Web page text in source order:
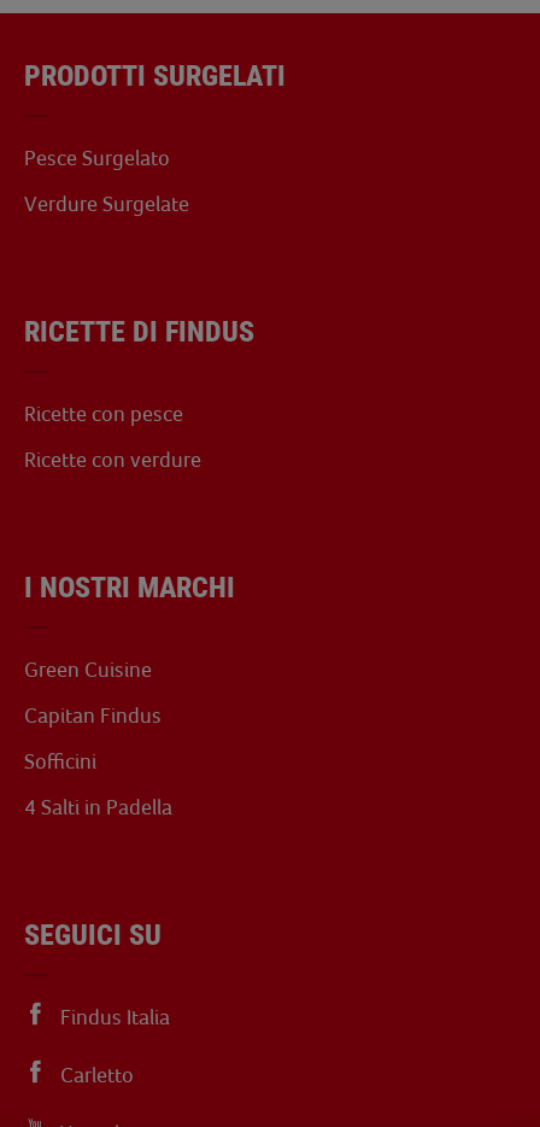
PRODOTTI SURGELATI
Pesce Surgelato
Verdure Surgelate
RICETTE DI FINDUS
Ricette con pesce
Ricette con verdure
I NOSTRI MARCHI
Green Cuisine
Capitan Findus
Sofficini
4 Salti in Padella
SEGUICI SU
Findus Italia
Carletto